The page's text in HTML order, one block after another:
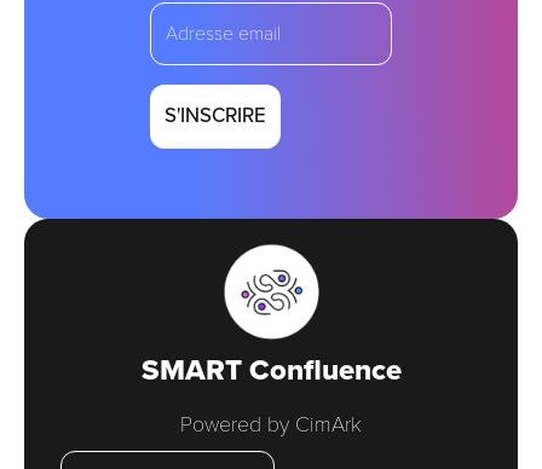
email
SMART Confluence
Powered by CimArk